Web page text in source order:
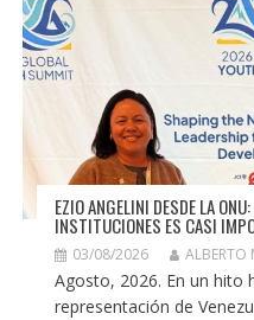
EZIO ANGELINI DESDE LA
INSTITUCIONES ES CASI
03/08/2026 ALBERTO
Agosto, 2026. En un hito
representación de